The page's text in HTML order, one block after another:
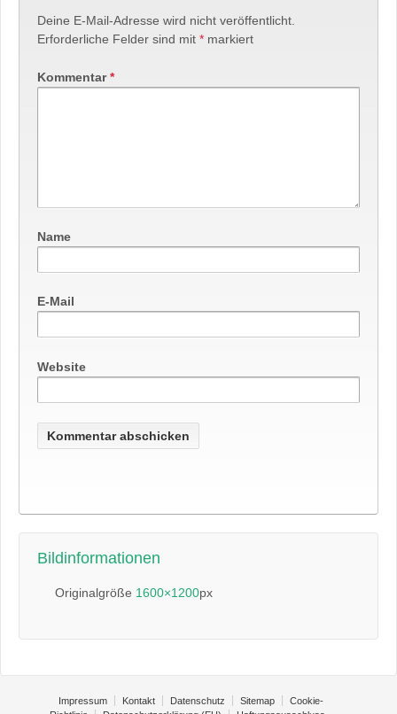
Deine E-Mail-Adresse wird nicht veröffentlicht.
Erforderliche Felder sind mit * markiert
Kommentar*
Name
E-Mail
Website
Bildinformationen
Originalgröße 1600×1200px
Impressum Kontakt Datenschutz Sitemap
Cookie-